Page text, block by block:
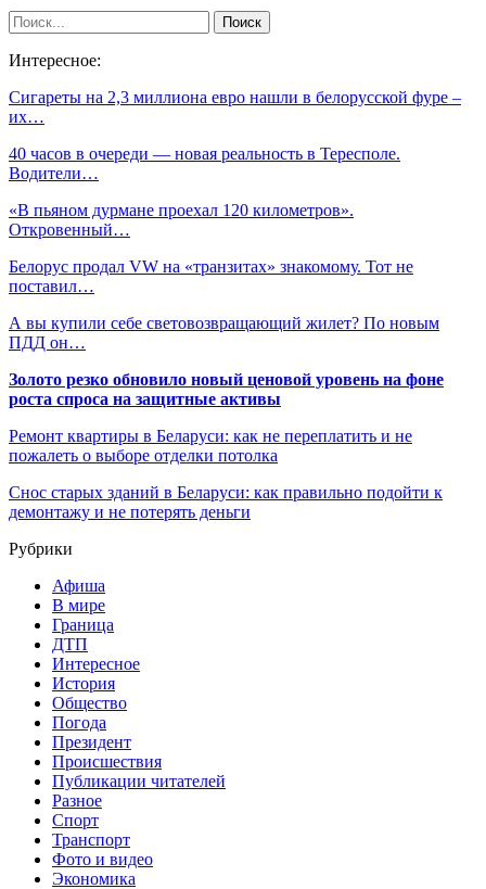
Интересное:
Сигареты на 2,3 миллиона евро нашли в белорусской фуре –
их…
40 часов в очереди — новая реальность в Тересполе.
Водители…
«В пьяном дурмане проехал 120 километров».
Откровенный…
Белорус продал VW на «транзитах» знакомому. Тот не
поставил…
А вы купили себе световозвращающий жилет? По новым
ПДД он…
Золото резко обновило новый ценовой уровень на фоне
роста спроса на защитные активы
Ремонт квартиры в Беларуси: как не переплатить и не
пожалеть о выборе отделки потолка
Снос старых зданий в Беларуси: как правильно подойти к
демонтажу и не потерять деньги
Рубрики
Афиша
В мире
Граница
ДТП
Интересное
История
Общество
Погода
Президент
Происшествия
Публикации читателей
Разное
Спорт
Транспорт
Фото и видео
Экономика